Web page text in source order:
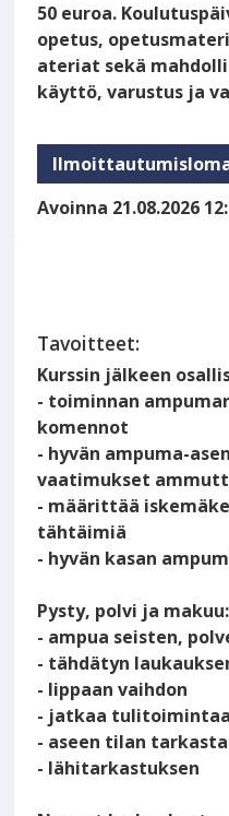
50 euroa.
opetus,
ateriat sekä
käyttö, varustus ja
Avoinna 21.08.2026
Tavoitteet:
Kurssin jälkeen
- toiminnan
komennot
- hyvän ampuma-
vaatimukset
- määrittää
tähtäimiä
- hyvän kasan
Pysty, polvi ja makuu:
- ampua seisten,
- tähdätyn
- lippaan vaihdon
- jatkaa tulitoimintaa
- aseen tilan
- lähitarkastuksen